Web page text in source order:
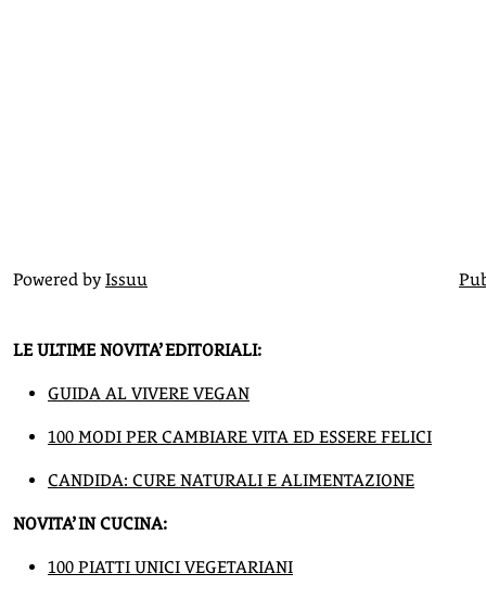
Powered byIssuu
LE ULTIME NOVITA’ EDITORIALI:
GUIDA AL VIVERE VEGAN
100 MODI PER CAMBIARE VITA ED ESSERE FELICI
CANDIDA: CURE NATURALI E ALIMENTAZIONE
NOVITA’ IN CUCINA:
100 PIATTI UNICI VEGETARIANI